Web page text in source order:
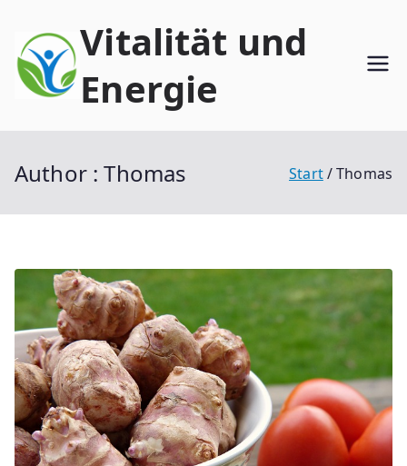
Inhalt
springen
Vitalität und
Energie
Author :Thomas Start Thomas